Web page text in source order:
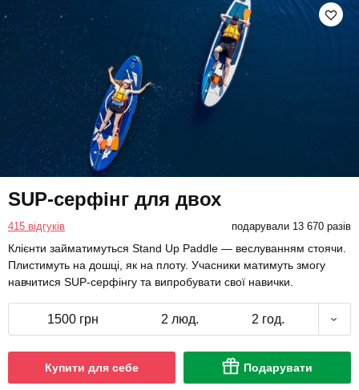
SUP-серфінг для двох
415 відгуків подарували 13 670 разів
Клієнти займатимуться Stand Up Paddle — веслуванням стоячи.
Плистимуть на дошці, як на плоту. Учасники матимуть змогу
навчитися SUP-серфінгу та випробувати свої навички.
1500 грн 2 люд. 2 год.
Купити для себе Подарувати